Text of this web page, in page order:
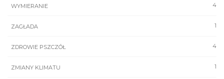
4
WYMIERANIE
1
ZAGŁADA
4
ZDROWIE PSZCZÓŁ
1
ZMIANY KLIMATU